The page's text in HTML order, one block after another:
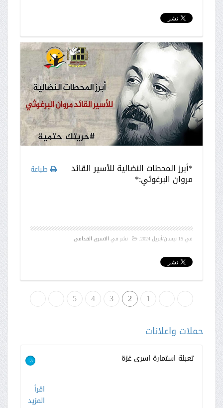
طباعة *أبرز المحطات النضالية للأسير القائد
مروان البرغوثي:*
في15 نيسان/أبريل 2024 . نشر في الاسرى القدامى
البداية 1
2
3
4
5
» النهاية
حملات واعلانات
تعبئة استمارة اسرى غزة >
اقرأ
المزيد